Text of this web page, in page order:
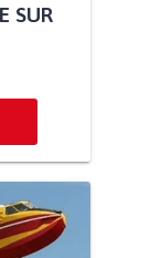
SUR